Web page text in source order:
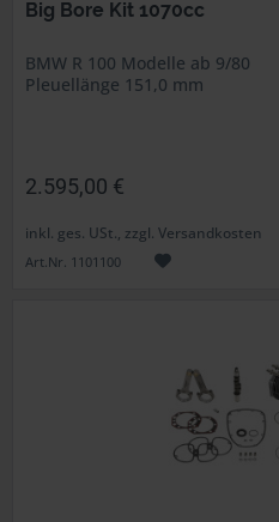
Big Bore Kit 1070cc
BMW R 100 Modelle ab 9/80
Pleuellänge 151,0 mm
2.595,00 €
inkl. ges. USt., zzgl. Versandkosten
Art.Nr. 1101100